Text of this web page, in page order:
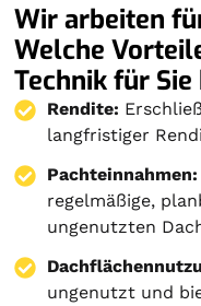
Wir arbeiten
Welche
Technik für Sie
Rendite:
langfristiger
Pachteinnahmen:
regelmäßige,
ungenutzten
ungenutzt und